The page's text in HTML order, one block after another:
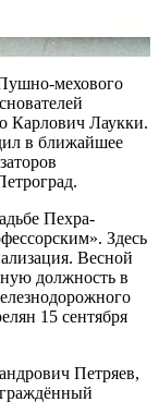
мехового
Карлович Лаукки.
в ближайшее
Пехра-
Здесь
Весной
должность в
15 сентября
Петряев,